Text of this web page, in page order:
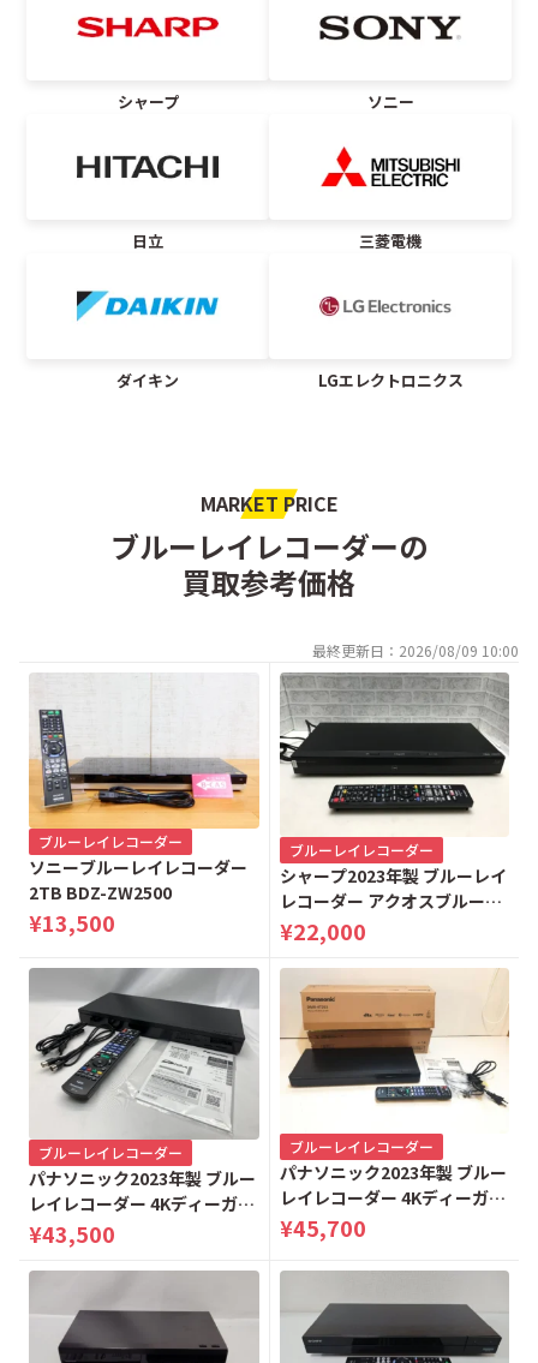
シャープ ソニー
日立 三菱電機
ダイキン LGエレクトロニクス
MARKET PRICE
ブルーレイレコーダーの
買取参考価格
最終更新日：2026/08/09 10:00
ブルーレイレコーダー
ソニーブルーレイレコーダー
2TB BDZ-ZW2500
¥13,500
ブルーレイレコーダー
シャープ2023年製 ブルーレイ
レコーダー アクオスブルーレ
イ 2TB 2B-C20EW1
¥22,000
ブルーレイレコーダー
パナソニック2023年製 ブルー
レイレコーダー 4Kディーガ
3TB DMR-4T303
¥43,500
ブルーレイレコーダー
パナソニック2023年製 ブルー
レイレコーダー 4Kディーガ
2TB DMR-4T203
¥45,700